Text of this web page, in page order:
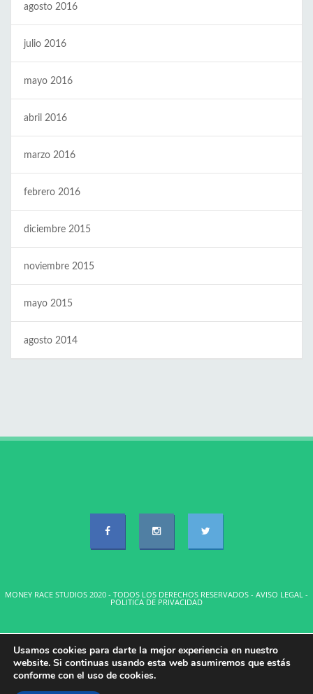
agosto 2016
julio 2016
mayo 2016
abril 2016
marzo 2016
febrero 2016
diciembre 2015
noviembre 2015
mayo 2015
agosto 2014
MONEY RACE STUDIOS 2020 - TODOS LOS DERECHOS RESERVADOS - AVISO LEGAL -
POLITICA DE PRIVACIDAD
Usamos cookies para darte la mejor experiencia en nuestro
website. Si continuas usando esta web asumiremos que estás
conforme con el uso de cookies.